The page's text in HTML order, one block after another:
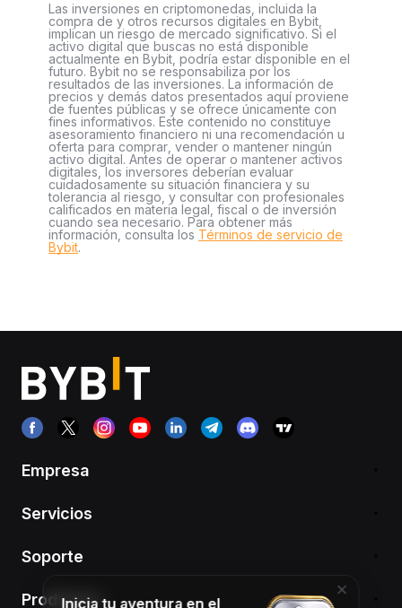
Las inversiones en criptomonedas, incluida la
compra de y otros recursos digitales en Bybit,
implican un riesgo de mercado significativo. Si el
activo digital que buscas no está disponible
actualmente en Bybit, podría estar disponible en el
futuro. Bybit no se responsabiliza por los
resultados de las inversiones. La información de
precios y demás datos presentados aquí proviene
de fuentes públicas y se ofrece únicamente con
fines informativos. Este contenido no constituye
asesoramiento financiero ni una recomendación u
oferta para comprar, vender o mantener ningún
activo digital. Antes de operar o mantener activos
digitales, los inversores deberían evaluar
cuidadosamente su situación financiera y su
tolerancia al riesgo, y consultar con profesionales
calificados en materia legal, fiscal o de inversión
cuando sea necesario. Para obtener más
información, consulta los Términos de servicio de
Bybit.
Empresa
Servicios
Soporte
ProductosInicia tu aventura en el